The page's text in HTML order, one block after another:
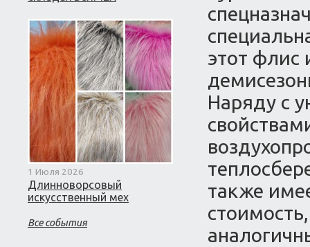
1 Июля 2026
Длинноворсовый
искусственный мех
Все события
этот
Наряду с
также